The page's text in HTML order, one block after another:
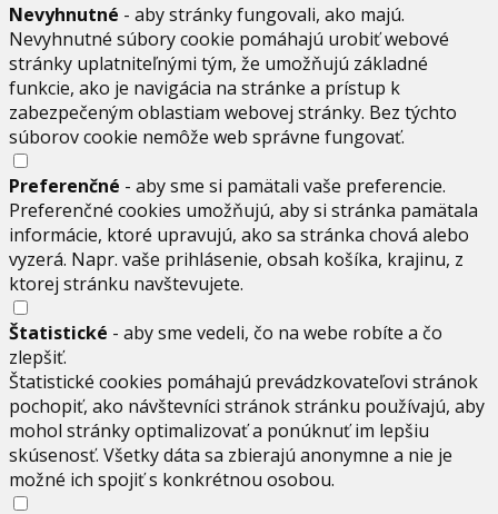
Nevyhnutné - aby stránky fungovali, ako majú.
Nevyhnutné súbory cookie pomáhajú urobiť webové
stránky uplatniteľnými tým, že umožňujú základné
funkcie, ako je navigácia na stránke a prístup k
zabezpečeným oblastiam webovej stránky. Bez týchto
súborov cookie nemôže web správne fungovať.
Preferenčné - aby sme si pamätali vaše preferencie.
Preferenčné cookies umožňujú, aby si stránka pamätala
informácie, ktoré upravujú, ako sa stránka chová alebo
vyzerá. Napr. vaše prihlásenie, obsah košíka, krajinu, z
ktorej stránku navštevujete.
Štatistické - aby sme vedeli, čo na webe robíte a čo
zlepšiť.
Štatistické cookies pomáhajú prevádzkovateľovi stránok
pochopiť, ako návštevníci stránok stránku používajú, aby
mohol stránky optimalizovať a ponúknuť im lepšiu
skúsenosť. Všetky dáta sa zbierajú anonymne a nie je
možné ich spojiť s konkrétnou osobou.